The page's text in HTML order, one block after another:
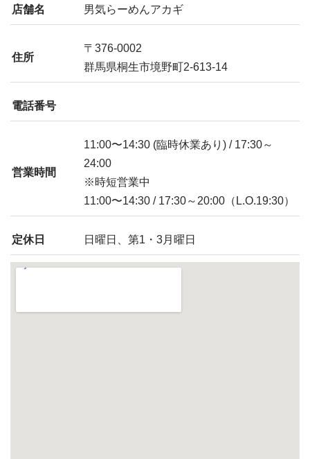
店舗名 男気らーめんアカギ
住所
〒376-0002
群馬県桐生市境野町2-613-14
電話番号
営業時間
11:00〜14:30 (臨時休業あり) / 17:30～
24:00
※時短営業中
11:00〜14:30 / 17:30～20:00（L.O.19:30）
定休日 日曜日、第1・3月曜日